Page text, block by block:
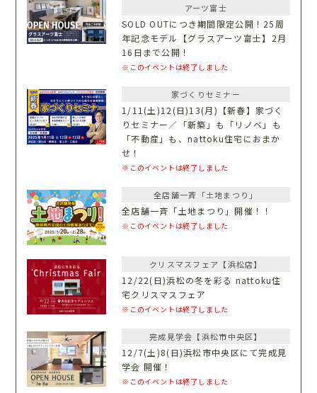
アーツ富士
SOLD OUTにつき期間限定公開！25周
年記念モデル【グラスアーツ富士】2月
16日まで公開！
※このイベントは終了しました
家づくりセミナー
1/11(土)12(日)13(月)【新春】家づく
りセミナー／「新築」も「リノベ」も
「不動産」も、nattoku住宅におまか
せ！
※このイベントは終了しました
全店舗一斉「土地まつり」
全店舗一斉「土地まつり」開催！！
※このイベントは終了しました
クリスマスフェア【浜松店】
12/22(日)浜松の冬を彩る nattoku住
宅クリスマスフェア
※このイベントは終了しました
完成見学会【浜松市中央区】
12/7(土)8(日)浜松市中央区にて完成見
学会 開催！
※このイベントは終了しました